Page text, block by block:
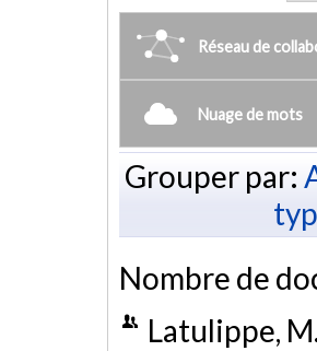
Réseau de
Nuage de mots
Grouper par:
Nombre de
Latulippe,